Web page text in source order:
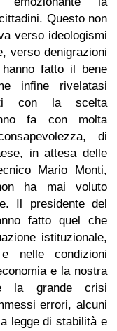
Questo non
verso ideologismi
verso denigrazioni
fatto il bene
infine rivelatasi
con la scelta
fa con molta
di
in attesa delle
Mario Monti,
ha mai voluto
Il presidente del
fatto quel che
istituzionale,
nelle condizioni
e la nostra
la grande crisi
errori, alcuni
legge di stabilità e